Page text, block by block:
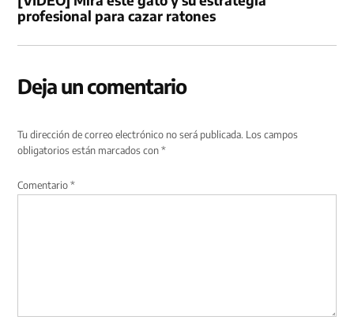
profesional para cazar ratones
Deja un comentario
Tu dirección de correo electrónico no será publicada. Los campos
obligatorios están marcados con*
Comentario*